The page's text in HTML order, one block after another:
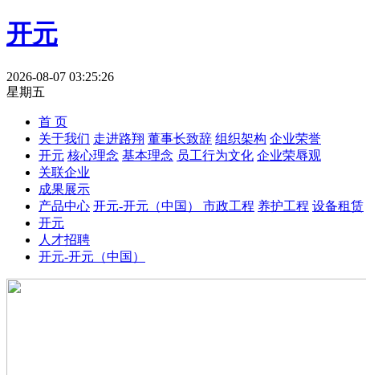
开元
2026-08-07 03:25:26
星期五
首 页
关于我们 走进路翔 董事长致辞 组织架构 企业荣誉
开元 核心理念 基本理念 员工行为文化 企业荣辱观
关联企业
成果展示
产品中心 开元-开元（中国） 市政工程 养护工程 设备租赁
开元
人才招聘
开元-开元（中国）